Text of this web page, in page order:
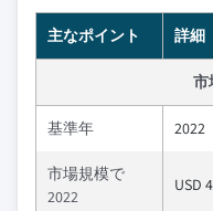
主なポイント 詳細
市
基準年 2022
市場規模で
2022
USD